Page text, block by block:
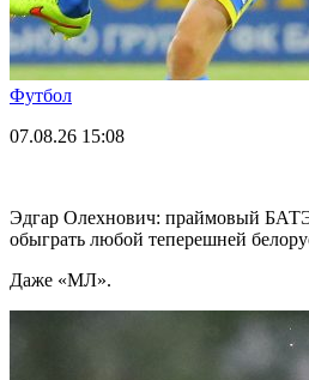
Футбол
07.08.26 15:08
Эдгар Олехнович: праймовый
обыграть любой теперешней
Даже «МЛ».